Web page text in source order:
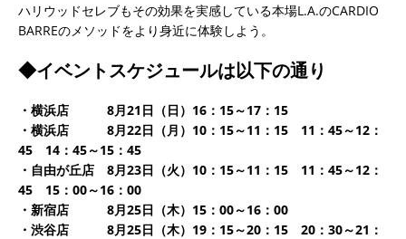
ハリウッドセレブもその効果を実感している本場L.A.のCARDIO
BARREのメソッドをより身近に体験しよう。
◆イベントスケジュールは以下の通り
・横浜店 8月21日（日）16：15～17：15
・横浜店 8月22日（月）10：15～11：15 11：45～12：
45 14：45～15：45
・自由が丘店 8月23日（火）10：15～11：15 11：45～12：
45 15：00～16：00
・新宿店 8月25日（木）15：00～16：00
・渋谷店 8月25日（木）19：15～20：15 20：30～21：